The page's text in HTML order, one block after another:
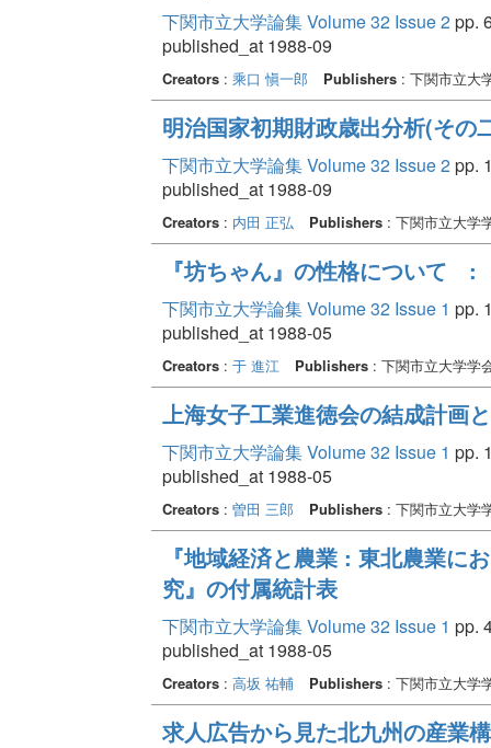
下関市立大学論集 Volume 32 Issue 2pp.
published_at 1988-09
Creators: 乘口 愼一郎 Publishers: 下関市立大
明治国家初期財政歳出分析(その
下関市立大学論集 Volume 32 Issue 2pp.
published_at 1988-09
Creators: 内田 正弘 Publishers: 下関市立大学
『坊ちゃん』の性格について
下関市立大学論集 Volume 32 Issue 1 pp.
published_at 1988-05
Creators: 于 進江 Publishers: 下関市立大学学
上海女子工業進徳会の結成計画
下関市立大学論集 Volume 32 Issue 1 pp.
published_at 1988-05
Creators: 曽田 三郎 Publishers: 下関市立大学
『地域経済と農業 : 東北農業に
究』の付属統計表
下関市立大学論集 Volume 32 Issue 1 pp.
published_at 1988-05
Creators: 高坂 祐輔 Publishers: 下関市立大学
求人広告から見た北九州の産業